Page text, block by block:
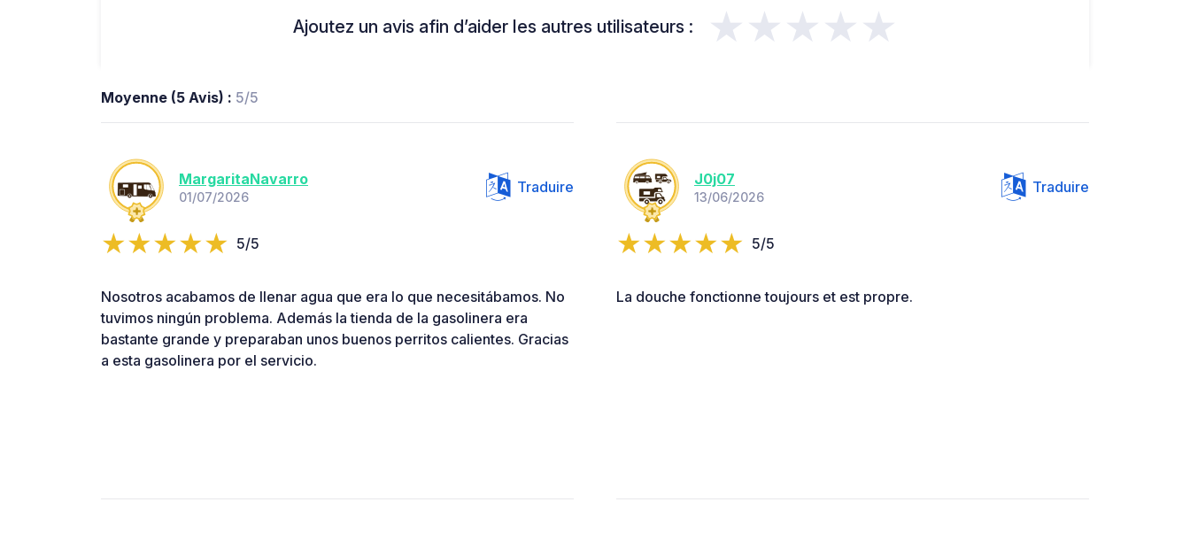
Ajoutez un avis afin d’aider les autres utilisateurs : ★★★★★
Moyenne (5 Avis) : 5/5
MargaritaNavarro
01/07/2026
Traduire
5/5
Nosotros acabamos de llenar agua que era lo que necesitábamos. No
tuvimos ningún problema. Además la tienda de la gasolinera era
bastante grande y preparaban unos buenos perritos calientes. Gracias
a esta gasolinera por el servicio.
J0j07
13/06/2026
Traduire
5/5
La douche fonctionne toujours et est propre.